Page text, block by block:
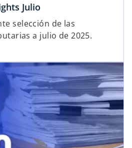
Julio
selección de las
a julio de 2025.